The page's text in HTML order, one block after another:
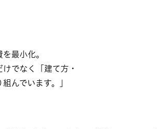
最小化。
なく「建て方・
でいます。」